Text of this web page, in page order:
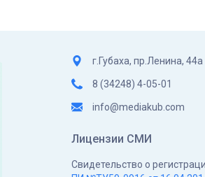
г.Губаха, пр.Ленина, 44а
8 (34248) 4-05-01
info@mediakub.com
Лицензии СМИ
Свидетельство о